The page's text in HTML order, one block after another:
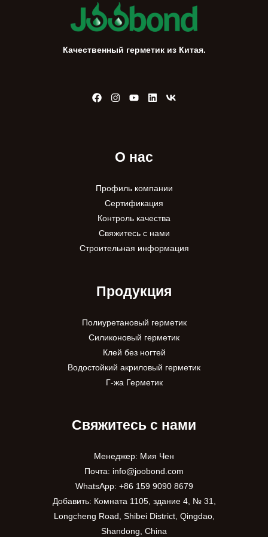
Качественный герметик из Китая.
О нас
Профиль компании
Сертификация
Контроль качества
Свяжитесь с нами
Строительная информация
Продукция
Полиуретановый герметик
Силиконовый герметик
Клей без ногтей
Водостойкий акриловый герметик
Г-жа Герметик
Свяжитесь с нами
Менеджер: Мия Чен
Почта: info@joobond.com
WhatsApp: +86 159 9090 8679
Добавить: Комната 1105, здание 4, № 31,
Longcheng Road, Shibei District, Qingdao,
Shandong, China